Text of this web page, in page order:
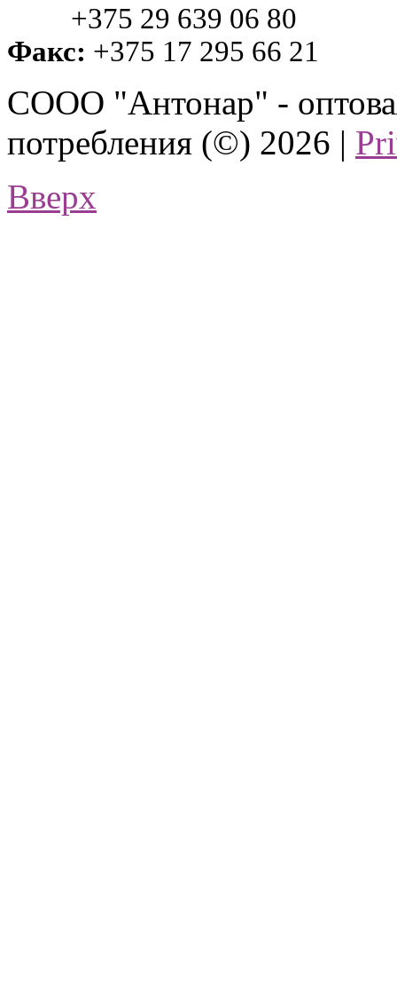
+375 29 639 06 80
Факс: +375 17 295 66 21
СООО "Антонар" -
потребления (©) 2026 |
Вверх